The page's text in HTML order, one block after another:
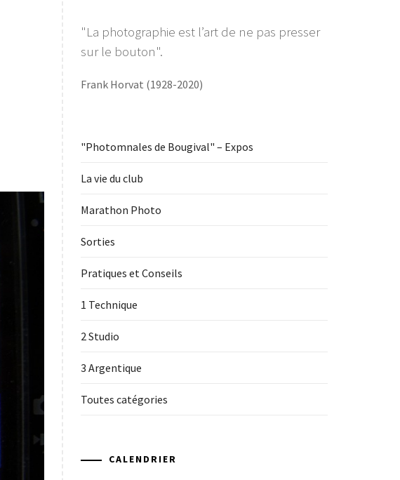
"La photographie est l’art de ne pas presser
sur le bouton".
Frank Horvat (1928-2020)
"Photomnales de Bougival" – Expos
La vie du club
Marathon Photo
Sorties
Pratiques et Conseils
1 Technique
2 Studio
3 Argentique
Toutes catégories
CALENDRIER